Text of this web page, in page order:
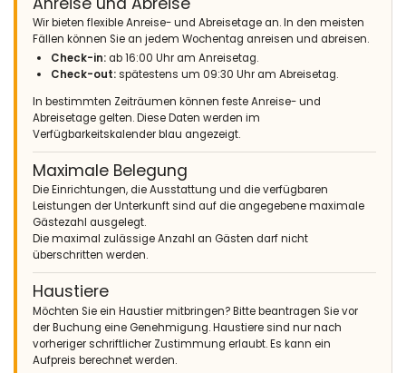
Das Haus ist perfekt eingerichtet und beleuchtet, sehr
komfortabel und sehr gut gelegen. Tadellose Wartung
- 9,3
Familien mit kleinen Kindern - August 2020 - Spanien :
(Originaltext)
agradable. Cuenta con todas las comodidades.
Villa muy confortable y bien equipada. Todo perfecto.
(Übersetzt von Google)
Villa in einer sehr ruhigen Gegend, perfekt zum Entspannen und
sehr angenehm. Es hat allen Komfort.
Sehr komfortable und gut ausgestattete Villa. Alles perfekt.
- 9,4
Familien mit älteren Kindern - Juli 2020 - Spanien :
Wir bieten flexible Anreise- und Abreisetage an. In den meisten
Fällen können Sie an jedem Wochentag anreisen und abreisen.
Check-in: ab 16:00 Uhr am Anreisetag.
Check-out:spätestens um 09:30 Uhr am Abreisetag.
In bestimmten Zeiträumen können feste Anreise- und
Abreisetage gelten. Diese Daten werden im
Verfügbarkeitskalender blau angezeigt.
Maximale Belegung
Die Einrichtungen, die Ausstattung und die verfügbaren
Leistungen der Unterkunft sind auf die angegebene maximale
Gästezahl ausgelegt.
Die maximal zulässige Anzahl an Gästen darf nicht
überschritten werden.
Haustiere
Möchten Sie ein Haustier mitbringen? Bitte beantragen Sie vor
der Buchung eine Genehmigung. Haustiere sind nur nach
vorheriger schriftlicher Zustimmung erlaubt. Es kann ein
Aufpreis berechnet werden.